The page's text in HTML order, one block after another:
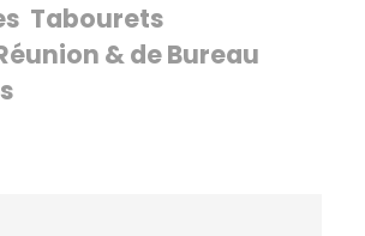
Tabourets
& de Bureau